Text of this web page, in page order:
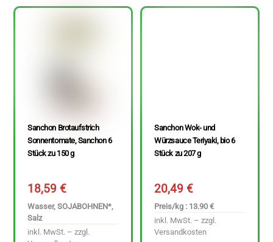
Sanchon Brotaufstrich
Sonnentomate, Sanchon 6
Stück zu 150 g
18,59€
Wasser, SOJABOHNEN*,
Salz
inkl. MwSt. – zzgl.
Sanchon Wok- und
Würzsauce Teriyaki, bio 6
Stück zu 207 g
20,49€
Preis/kg : 13.90 €
inkl. MwSt. – zzgl.
Versandkosten